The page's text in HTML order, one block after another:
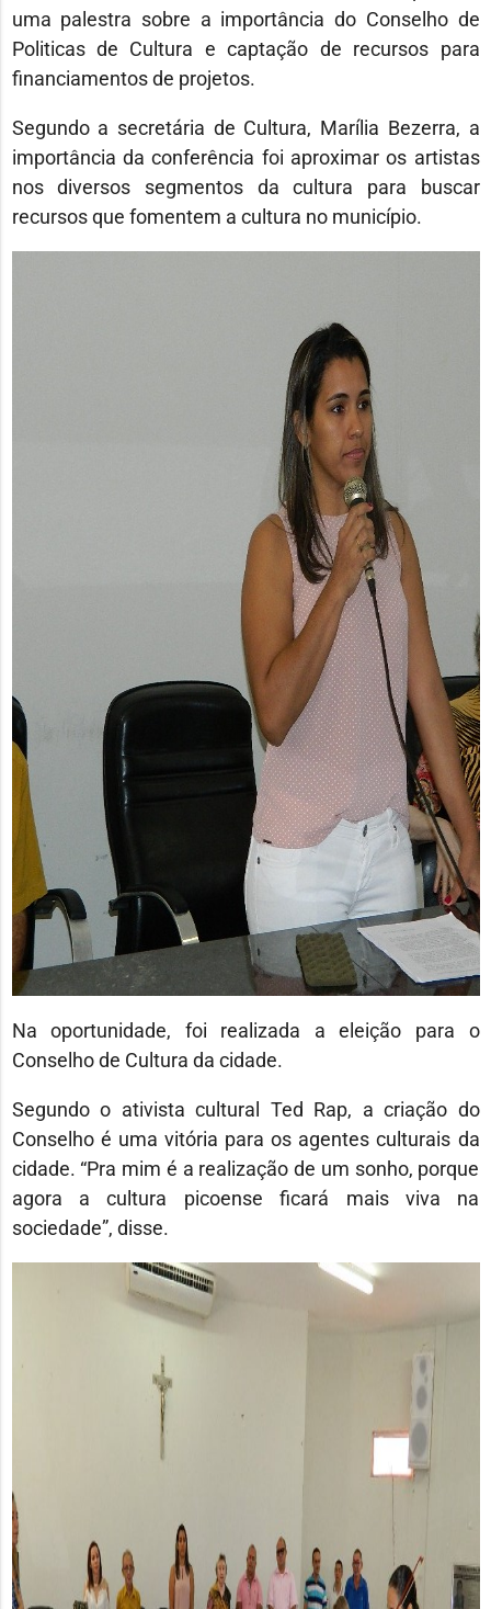
uma palestra sobre a importância do Conselho de
Politicas de Cultura e captação de recursos para
financiamentos de projetos.
Segundo a secretária de Cultura, Marília Bezerra, a
importância da conferência foi aproximar os artistas
nos diversos segmentos da cultura para buscar
recursos que fomentem a cultura no município.
Na oportunidade, foi realizada a eleição para o
Conselho de Cultura da cidade.
Segundo o ativista cultural Ted Rap, a criação do
Conselho é uma vitória para os agentes culturais da
cidade. “Pra mim é a realização de um sonho, porque
agora a cultura picoense ficará mais viva na
sociedade”, disse.